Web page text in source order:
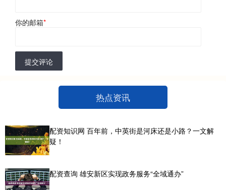
你的邮箱*
提交评论
热点资讯
配资知识网 百年前，中英街是河床还是小路？一文解
疑！
配资查询 雄安新区实现政务服务“全域通办”